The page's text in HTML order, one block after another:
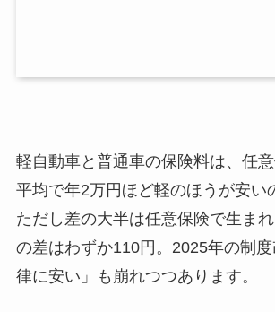
軽自動車と普通車の保険料は、任
平均で年2万円ほど軽のほうが安い
ただし差の大半は任意保険で生ま
の差はわずか110円。2025年の制
律に安い」も崩れつつあります。